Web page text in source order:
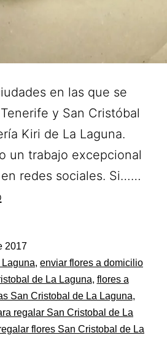
en las que se
y San Cristóbal
Kiri de La Laguna.
un trabajo excepcional
redes sociales. Si……
Floristería
de
Flores
a
domicilio
2017
, enviar flores a domicilio
de La Laguna, flores a
San Cristobal de La Laguna,
regalar San Cristobal de La
flores San Cristobal de La